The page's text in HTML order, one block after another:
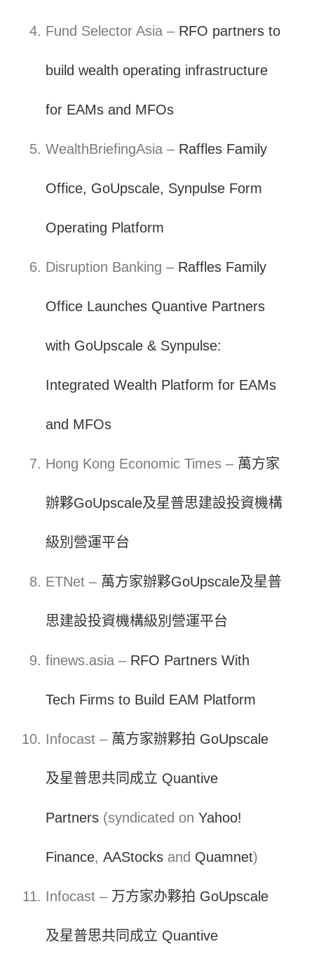
Fund Selector Asia – RFO partners to
build wealth operating infrastructure
for EAMs and MFOs
WealthBriefingAsia – Raffles Family
Office, GoUpscale, Synpulse Form
Operating Platform
Disruption Banking – Raffles Family
Office Launches Quantive Partners
with GoUpscale & Synpulse:
Integrated Wealth Platform for EAMs
and MFOs
Hong Kong Economic Times – 萬方家
辦夥GoUpscale及星普思建設投資機構
級別營運平台
ETNet – 萬方家辦夥GoUpscale及星普
思建設投資機構級別營運平台
finews.asia – RFO Partners With
Tech Firms to Build EAM Platform
Infocast – 萬方家辦夥拍 GoUpscale
及星普思共同成立 Quantive
Partners (syndicated on Yahoo!
Finance, AAStocks and Quamnet)
Infocast – 万方家办夥拍 GoUpscale
及星普思共同成立 Quantive